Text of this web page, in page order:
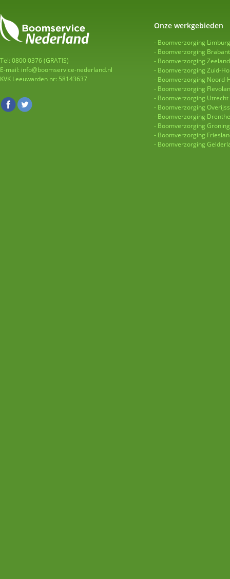
Tel: 0800 0376 (GRATIS)
E-mail: info@boomservice-nederland.nl
KVK Leeuwarden nr: 58143637
Onze werkgebieden
Boomverzorging Limburg
Boomverzorging Brabant
Boomverzorging Zeeland
Boomverzorging Zuid-
Boomverzorging Noord-
Boomverzorging
Boomverzorging Utrecht
Boomverzorging
Boomverzorging Drenthe
Boomverzorging
Boomverzorging
Boomverzorging